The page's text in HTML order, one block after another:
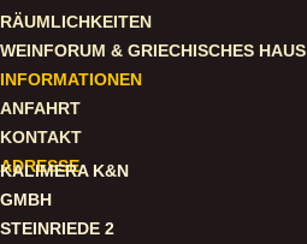
RÄUMLICHKEITEN
WEINFORUM & GRIECHISCHES HAUS
INFORMATIONEN
ANFAHRT
KONTAKT
ADRESSE
KALIMERA K&N
GMBH
STEINRIEDE 2